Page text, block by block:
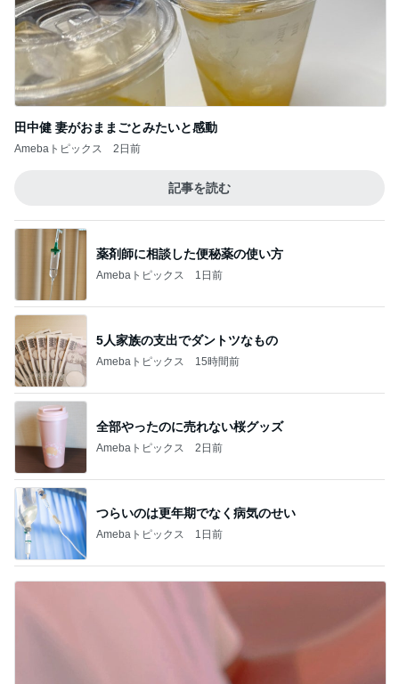
田中健 妻がおままごとみたいと感動
Amebaトピックス 2日前
記事を読む
薬剤師に相談した便秘薬の使い方
Amebaトピックス 1日前
5人家族の支出でダントツなもの
Amebaトピックス 15時間前
全部やったのに売れない桜グッズ
Amebaトピックス 2日前
つらいのは更年期でなく病気のせい
Amebaトピックス 1日前